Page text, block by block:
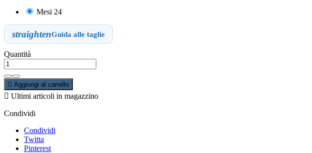
Mesi 24
straightenGuida alle taglie
Quantità
 Aggiungi al carrello
 Ultimi articoli in magazzino
Condividi
Condividi
Twitta
Pinterest